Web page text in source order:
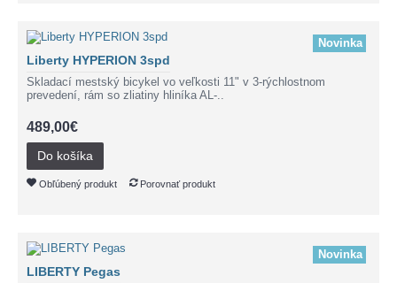
Novinka
Liberty HYPERION 3spd
Skladací mestský bicykel vo veľkosti 11" v 3-rýchlostnom
prevedení, rám so zliatiny hliníka AL-..
489,00€
Do košíka
Obľúbený produkt Porovnať produkt
Novinka
LIBERTY Pegas